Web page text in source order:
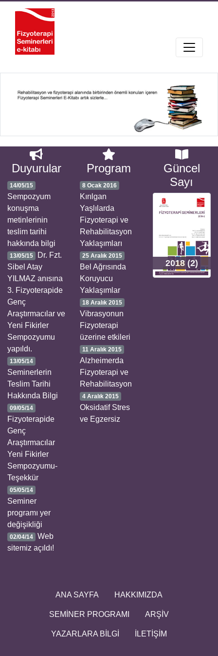
Next
Duyurular
14/05/15
Sempozyum
konuşma
metinlerinin
teslim tarihi
hakkında bilgi
13/05/15
Dr. Fzt.
Sibel Atay
YILMAZ anısına
3. Fizyoterapide
Genç
Araştırmacılar ve
Yeni Fikirler
Sempozyumu
yapıldı.
13/05/14
Seminerlerin
Teslim Tarihi
Hakkında Bilgi
09/05/14
Fizyoterapide
Genç
Araştırmacılar
Yeni Fikirler
Sempozyumu-
Teşekkür
05/05/14
Seminer
programı yer
değişikliği
02/04/14
Web
sitemiz açıldı!
Program
8 Ocak 2016
Kırılgan
Yaşlılarda
Fizyoterapi ve
Rehabilitasyon
Yaklaşımları
25 Aralık 2015
Bel Ağrısında
Koruyucu
Yaklaşımlar
18 Aralık 2015
Vibrasyonun
Fizyoterapi
üzerine etkileri
11 Aralık 2015
Alzheimerda
Fizyoterapi ve
Rehabilitasyon
4 Aralık 2015
Oksidatif Stres
ve Egzersiz
Güncel
Sayı
2018 (2)
ANA SAYFA HAKKIMIZDA
SEMİNER PROGRAMI ARŞİV
YAZARLARA BİLGİ İLETİŞİM